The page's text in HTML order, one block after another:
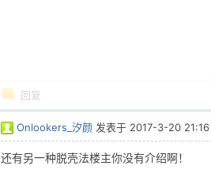
回复
Onlookers_汐颜 发表于 2017-3-20 21:16
还有另一种脱壳法楼主你没有介绍啊！